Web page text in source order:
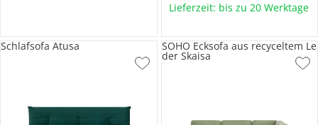
Lieferzeit: bis zu 20 Werktage
Schlafsofa Atusa SOHO Ecksofa aus recyceltem Le
der Skaisa